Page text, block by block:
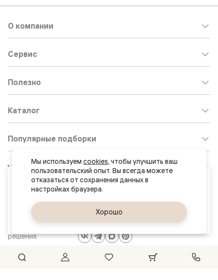
Ваш город
Ростов-на-Дону
решения
О компании
Сервис
Полезно
Каталог
Популярные подборки
Клиентский центр: 8 800 511 30 95
Почта по общим вопросам:
8800@volhovez.natm.ru
Обратный звонок
Сайт не является публичной офертой
Мы используем cookies, чтобы улучшить ваш
пользовательский опыт. Вы всегда можете
отказаться от сохранения данных в
Хорошо